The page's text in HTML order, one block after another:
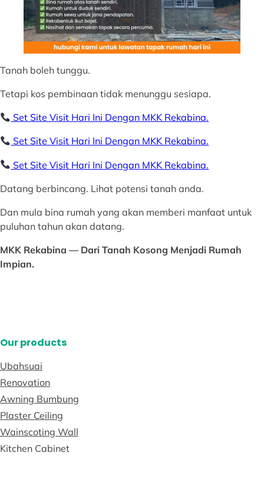
Tanah boleh tunggu.
Tetapi kos pembinaan tidak menunggu sesiapa.
Set Site Visit Hari Ini Dengan MKK Rekabina.
Set Site Visit Hari Ini Dengan MKK Rekabina.
Set Site Visit Hari Ini Dengan MKK Rekabina.
Datang berbincang. Lihat potensi tanah anda.
Dan mula bina rumah yang akan memberi manfaat untuk
puluhan tahun akan datang.
MKK Rekabina — Dari Tanah Kosong Menjadi Rumah
Impian.
Our products
Ubahsuai
Renovation
Awning Bumbung
Plaster Ceiling
Wainscoting Wall
Kitchen Cabinet